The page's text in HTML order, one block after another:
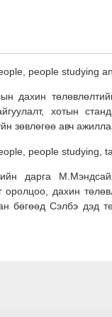
дахин
хотын
зөвлөгөө авч
дарга
оролцоо, дахин
бөгөөд Сэлбэ дэд